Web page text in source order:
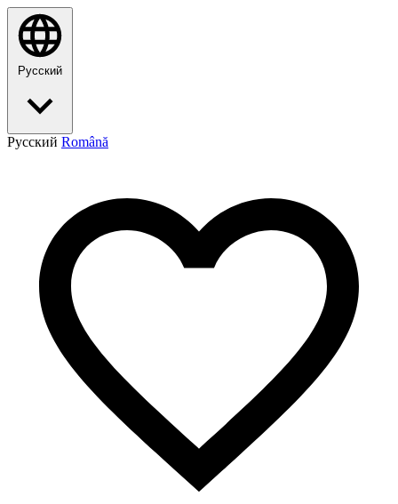
Русский
Русский Română